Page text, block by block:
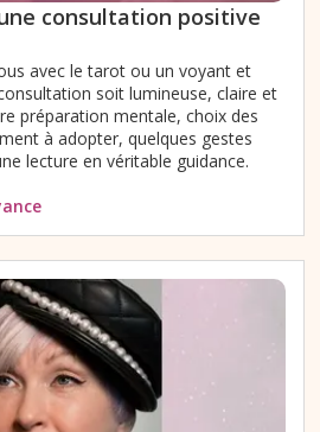
consultation positive
avec le tarot ou un voyant et
soit lumineuse, claire et
préparation mentale, choix des
à adopter, quelques gestes
lecture en véritable guidance.